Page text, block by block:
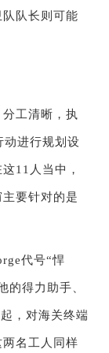
队长则可能
工清晰，执
动进行规划设
11人当中，
要针对的是
代号“悍
的得力助手、
，对海关终端
名工人同样